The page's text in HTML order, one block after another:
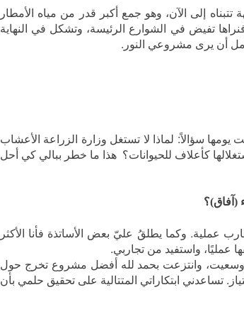
إلى الآن، وهو جمع أكبر قدر من مياه الأمطار
تفيض في الشوارع الرئيسة، وتشكل في النهاية
أن يرى مشروعي النور.
سؤالاً: لماذا لا تستغل وزارة الزراعة الأعشاب
كأعلاف للحيوانات؟ هذا ما خطر ببالي كي أحل
(آفاق)؟
عملية. وكما يطلقُ عليّ بعض الأساتذة فأنا الأكثر
عمليًا، واستفيد من تجاربي.
وسعيت، وانتزعت بحمد لله أفضل مشروع تخرج حول
تساعدني ابتكاراتي المتتالية على تحقيق حلمي بأن